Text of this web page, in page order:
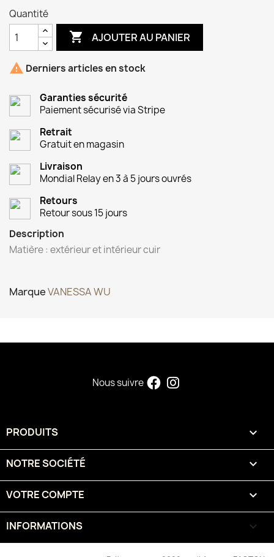
Quantité
 AJOUTER AU PANIER
 Derniers articles en stock
Garanties sécurité
Paiement sécurisé via Stripe
Retrait
Gratuit en magasin
Livraison
Mondial Relay en 3 à 5 jours ouvrés
Retours
Retour sous 15 jours
Description
Matière : extérieur et intérieur cuir
MarqueVANESSA WU
Nous suivre
PRODUITS 
NOTRE SOCIÉTÉ 
VOTRE COMPTE 
INFORMATIONS keyboard_arrow_down